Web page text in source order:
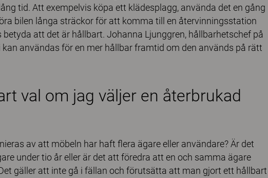
tid. Att exempelvis köpa ett klädesplagg, använda det en gång
bilen långa sträckor för att komma till en återvinningsstation
att det är hållbart. Johanna Ljunggren, hållbarhetschef på
användas för en mer hållbar framtid om den används på rätt
val om jag väljer en återbrukad
av att möbeln har haft flera ägare eller användare? Är det
under tio år eller är det att föredra att en och samma ägare
gäller att inte gå i fällan och förutsätta att man gjort ett hållbart